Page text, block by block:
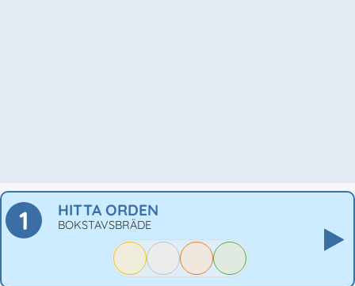
1 HITTA ORDEN
BOKSTAVSBRÄDE